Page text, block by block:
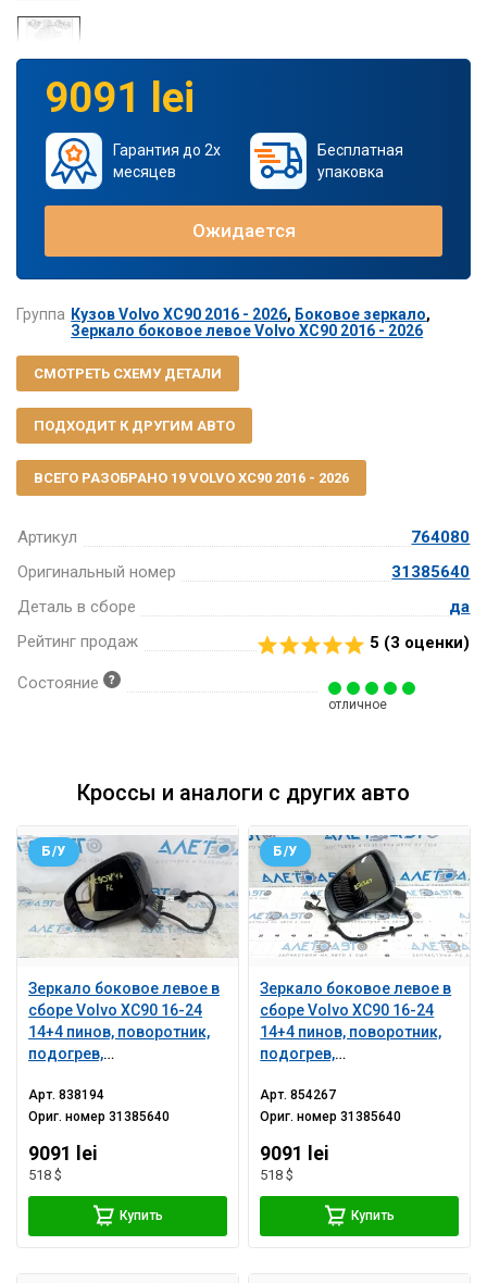
Артикул
764080
Оригинальный номер
31385640
Деталь в сборе
да
Рейтинг продаж
5 (3 оценки)
Состояние
отличное
9091 lei
Гарантия до 2х
месяцев
Бесплатная
упаковка
Ожидается
Группа Кузов Volvo XC90 2016 - 2026, Боковое зеркало,
Зеркало боковое левое Volvo XC90 2016 - 2026
СМОТРЕТЬ СХЕМУ ДЕТАЛИ
ПОДХОДИТ К ДРУГИМ АВТО
ВСЕГО РАЗОБРАНО 19 VOLVO XC90 2016 - 2026
Кроссы и аналоги с других авто
Зеркало боковое левое в
сборе Volvo XC90 16-24
14+4 пинов, поворотник,
подогрев,
камера, черное,
царапины
Б/У
Арт.838194
Ориг. номер31385640
9091 lei
518 $
Купить
Зеркало боковое левое в
сборе Volvo XC90 16-24
14+4 пинов, поворотник,
подогрев,
камера, графит,
царапины
Б/У
Арт.854267
Ориг. номер31385640
9091 lei
518 $
Купить